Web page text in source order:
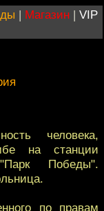
| Магазин | VIP
человека,
на станции
"Парк Победы".
по правам